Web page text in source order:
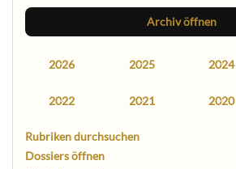
Archiv öffnen
2026 2025 2024
2022 2021 2020
Rubriken durchsuchen
Dossiers öffnen